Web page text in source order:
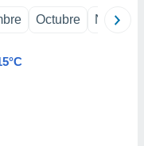
Octubre